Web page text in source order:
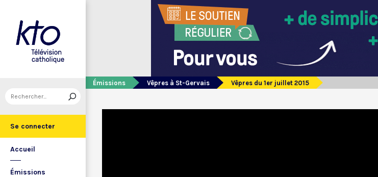
Se connecter
Accueil
Émissions
Émissions Vêpres à St-Gervais Vêpres du 1er juillet 2015